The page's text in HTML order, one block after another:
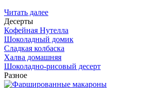
Читать далее
Десерты
Кофейная Нутелла
Шоколадный домик
Сладкая колбаска
Халва домашняя
Шоколадно-рисовый десерт
Разное